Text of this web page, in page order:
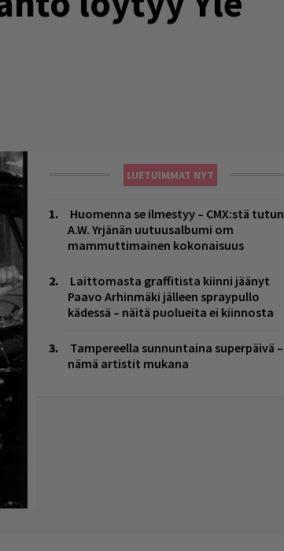
LUETUIMMAT NYT
Huomenna se ilmestyy – CMX:stä tutun
A.W. Yrjänän uutuusalbumi om
mammuttimainen kokonaisuus
Laittomasta graffitista kiinni jäänyt
Paavo Arhinmäki jälleen spraypullo
kädessä – näitä puolueita ei kiinnosta
Tampereella sunnuntaina superpäivä –
nämä artistit mukana